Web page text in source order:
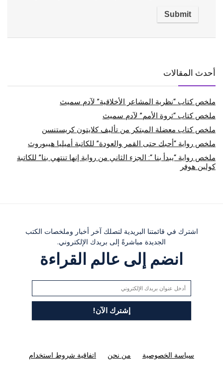
أحدث المقالات
ملخص كتاب “نظرية المشاعر الأخلاقية” لآدم سميث
ملخص كتاب “ثروة الأمم” لآدم سميث
ملخص كتاب معضلة المبتكر من تأليف كلايتون كريستنسن
ملخص رواية “أحبك حتى القمر والعودة” للكاتبة أميليا هيبوروث
ملخص رواية “يبدأ بنا “: الجزء الثاني من رواية إنها تنتهي بنا” للكاتبة
كولين هوفر
اشترك في قائمتنا البريدية لتصلك آخر أخبار وملخصات الكتب
الجديدة مباشرةً إلى بريدك الإلكتروني.
انضم إلى عالم القراءة
سياسة الخصوصية من نحن اتفاقية شروط استخدام